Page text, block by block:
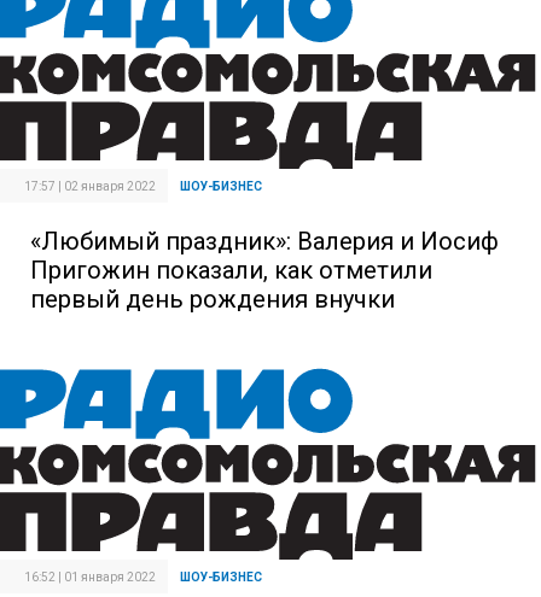
17:57 | 02 января 2022 ШОУ-БИЗНЕС
«Любимый праздник»: Валерия и Иосиф
Пригожин показали, как отметили
первый день рождения внучки
16:52 | 01 января 2022 ШОУ-БИЗНЕС